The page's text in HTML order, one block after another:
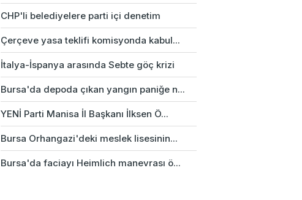
CHP'li belediyelere parti içi denetim
Çerçeve yasa teklifi komisyonda kabul...
İtalya-İspanya arasında Sebte göç krizi
Bursa'da depoda çıkan yangın paniğe n...
YENİ Parti Manisa İl Başkanı İlksen Ö...
Bursa Orhangazi'deki meslek lisesinin...
Bursa'da faciayı Heimlich manevrası ö...